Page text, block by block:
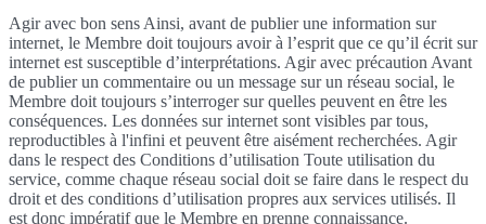
Agir avec bon sens Ainsi, avant de publier une information sur
internet, le Membre doit toujours avoir à l’esprit que ce qu’il écrit sur
internet est susceptible d’interprétations. Agir avec précaution Avant
de publier un commentaire ou un message sur un réseau social, le
Membre doit toujours s’interroger sur quelles peuvent en être les
conséquences. Les données sur internet sont visibles par tous,
reproductibles à l'infini et peuvent être aisément recherchées. Agir
dans le respect des Conditions d’utilisation Toute utilisation du
service, comme chaque réseau social doit se faire dans le respect du
droit et des conditions d’utilisation propres aux services utilisés. Il
est donc impératif que le Membre en prenne connaissance.